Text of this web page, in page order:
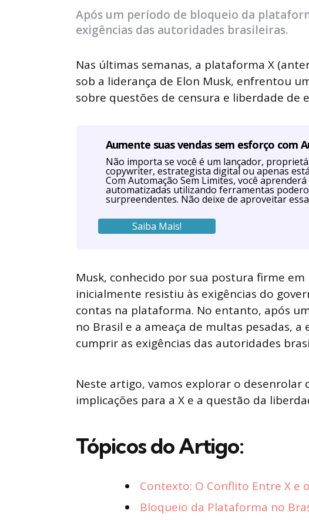
Após um período de bloqueio da
exigências das autoridades brasileiras.
Nas últimas semanas, a plataforma X
sob a liderança de Elon Musk, enfrentou
sobre questões de censura e liberdade de
Aumente suas vendas sem esforço com
Não importa se você é um lançador,
copywriter, estrategista digital ou apenas
Com Automação Sem Limites, você
automatizadas utilizando ferramentas
surpreendentes. Não deixe de aproveitar
Saiba Mais!
Musk, conhecido por sua postura firme
inicialmente resistiu às exigências do
contas na plataforma. No entanto, após
no Brasil e a ameaça de multas pesadas,
cumprir as exigências das autoridades
Neste artigo, vamos explorar o desenrolar
implicações para a X e a questão da
Tópicos do Artigo:
Contexto: O Conflito Entre X e
Bloqueio da Plataforma no